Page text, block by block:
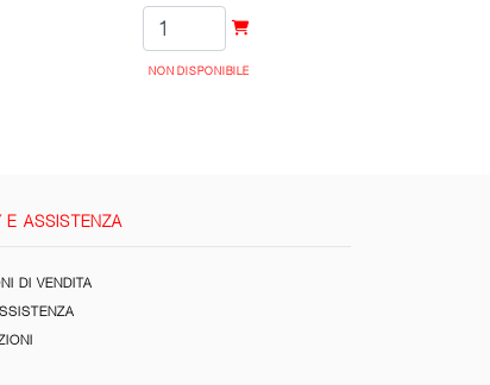
NON DISPONIBILE
E ASSISTENZA
DI VENDITA